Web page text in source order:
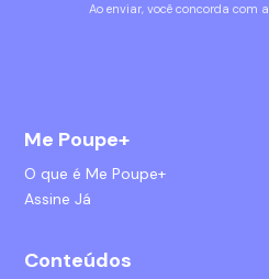
Ao enviar, você concorda com a
Me Poupe+
O que é Me Poupe+
Assine Já
Conteúdos